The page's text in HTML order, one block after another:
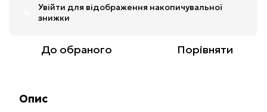
Увійти для відображення накопичувальної
знижки
До обраного Порівняти
Опис